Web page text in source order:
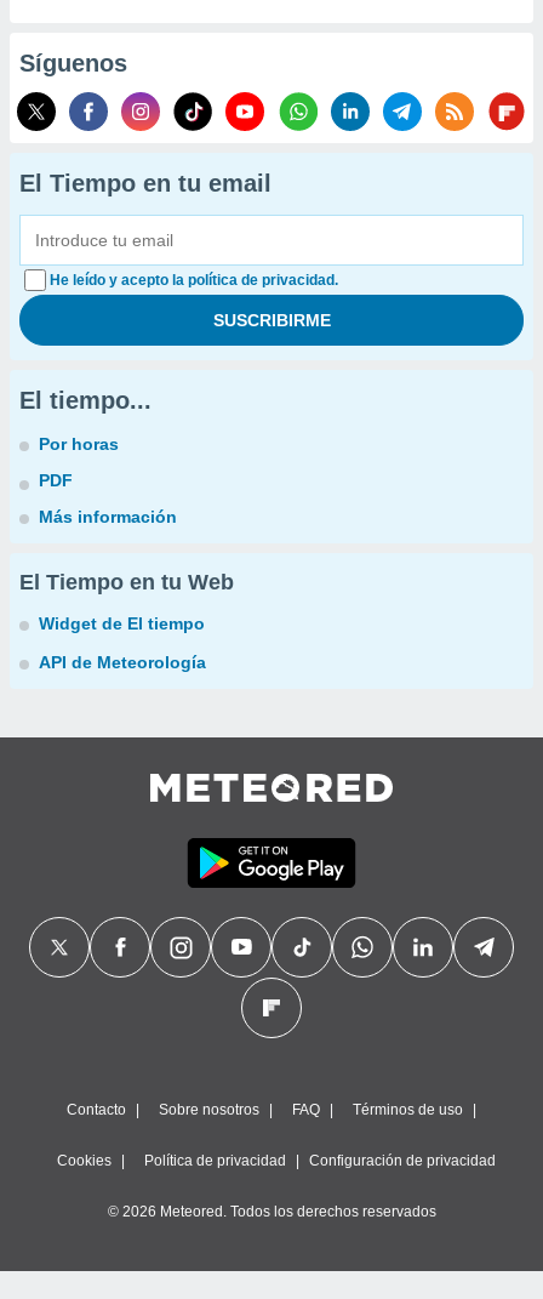
Síguenos
El Tiempo en tu email
He leído y acepto la política de privacidad.
El tiempo...
Por horas
PDF
Más información
El Tiempo en tu Web
Widget de El tiempo
API de Meteorología
Contacto Sobre nosotros FAQ Términos de uso
Cookies Política de privacidad Configuración de privacidad
© 2026 Meteored. Todos los derechos reservados